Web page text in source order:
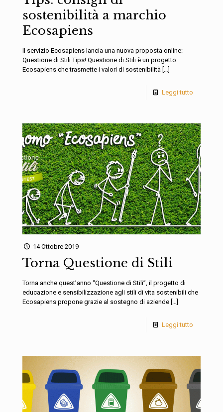
sostenibilità a marchio
Ecosapiens
Il servizio Ecosapiens lancia una nuova proposta online:
Questione di Stili Tips! Questione di Stili è un progetto
Ecosapiens che trasmette i valori di sostenibilità […]
Leggi tutto
14 Ottobre 2019
Torna Questione di Stili
Torna anche quest’anno “Questione di Stili”, il progetto di
educazione e sensibilizzazione agli stili di vita sostenibili che
Ecosapiens propone grazie al sostegno di aziende […]
Leggi tutto